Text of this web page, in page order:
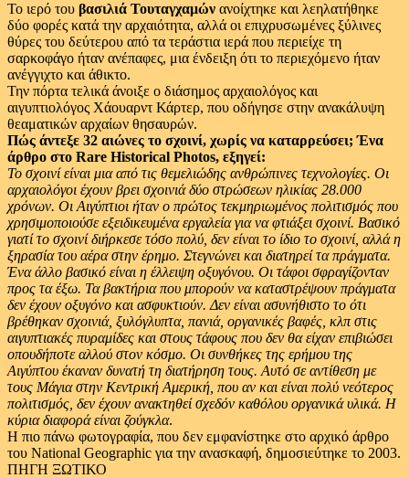
Το ιερό του βασιλιά Τουταγχαμών ανοίχτηκε και λεηλατήθηκε
δύο φορές κατά την αρχαιότητα, αλλά οι επιχρυσωμένες ξύλινες
θύρες του δεύτερου από τα τεράστια ιερά που περιείχε τη
σαρκοφάγο ήταν ανέπαφες, μια ένδειξη ότι το περιεχόμενο ήταν
ανέγγιχτο και άθικτο.
Την πόρτα τελικά άνοιξε ο διάσημος αρχαιολόγος και
αιγυπτιολόγος Χάουαρντ Κάρτερ, που οδήγησε στην ανακάλυψη
θεαματικών αρχαίων θησαυρών.
Πώς άντεξε 32 αιώνες το σχοινί, χωρίς να καταρρεύσει; Ένα
άρθρο στο Rare Historical Photos, εξηγεί:
Το σχοινί είναι μια από τις θεμελιώδης ανθρώπινες τεχνολογίες. Οι
αρχαιολόγοι έχουν βρει σχοινιά δύο στρώσεων ηλικίας 28.000
χρόνων. Οι Αιγύπτιοι ήταν ο πρώτος τεκμηριωμένος πολιτισμός που
χρησιμοποιούσε εξειδικευμένα εργαλεία για να φτιάξει σχοινί. Βασικό
γιατί το σχοινί διήρκεσε τόσο πολύ, δεν είναι το ίδιο το σχοινί, αλλά η
ξηρασία του αέρα στην έρημο. Στεγνώνει και διατηρεί τα πράγματα.
Ένα άλλο βασικό είναι η έλλειψη οξυγόνου. Οι τάφοι σφραγίζονταν
προς τα έξω. Τα βακτήρια που μπορούν να καταστρέψουν πράγματα
δεν έχουν οξυγόνο και ασφυκτιούν. Δεν είναι ασυνήθιστο το ότι
βρέθηκαν σχοινιά, ξυλόγλυπτα, πανιά, οργανικές βαφές, κλπ στις
αιγυπτιακές πυραμίδες και στους τάφους που δεν θα είχαν επιβιώσει
οπουδήποτε αλλού στον κόσμο. Οι συνθήκες της ερήμου της
Αιγύπτου έκαναν δυνατή τη διατήρηση τους. Αυτό σε αντίθεση με
τους Μάγια στην Κεντρική Αμερική, που αν και είναι πολύ νεότερος
πολιτισμός, δεν έχουν ανακτηθεί σχεδόν καθόλου οργανικά υλικά. Η
κύρια διαφορά είναι ζούγκλα.
Η πιο πάνω φωτογραφία, που δεν εμφανίστηκε στο αρχικό άρθρο
του National Geographic για την ανασκαφή, δημοσιεύτηκε το 2003.
ΠΗΓΗ ΞΩΤΙΚΟ